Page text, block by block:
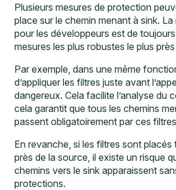
Plusieurs mesures de protection
place sur le chemin menant à sink. La
pour les développeurs est de
mesures les plus robustes le plus
Par exemple, dans une même
d’appliquer les filtres juste avant
dangereux. Cela facilite l’analyse du
cela garantit que tous les chemins
passent obligatoirement par ces
En revanche, si les filtres sont placés
près de la source, il existe un risque
chemins vers le sink apparaissent
protections.